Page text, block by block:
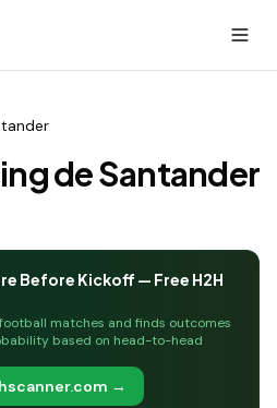
de Santander
Before Kickoff — Free H2H
matches and finds outcomes
based on head-to-head
→